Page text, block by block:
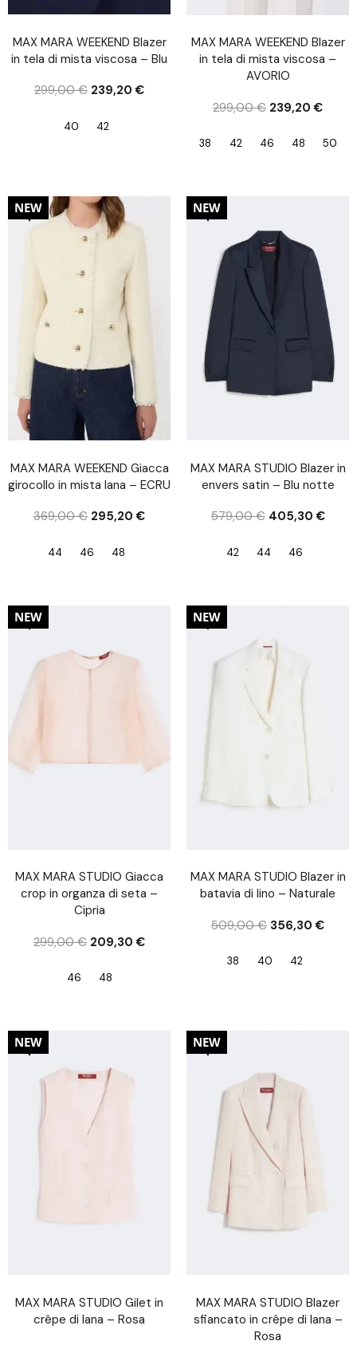
MAX MARA WEEKEND Blazer
in tela di mista viscosa – Blu
299,00€ 239,20€
40 42
MAX MARA WEEKEND Blazer
in tela di mista viscosa –
AVORIO
299,00€ 239,20€
38 42 46 48 50
20%
NEW
MAX MARA WEEKEND Giacca
girocollo in mista lana – ECRU
369,00€ 295,20€
44 46 48
30%
NEW
MAX MARA STUDIO Blazer in
envers satin – Blu notte
579,00€ 405,30€
42 44 46
30%
NEW
MAX MARA STUDIO Giacca
crop in organza di seta –
Cipria
299,00€ 209,30€
46 48
30%
NEW
MAX MARA STUDIO Blazer in
batavia di lino – Naturale
509,00€ 356,30€
38 40 42
30%
NEW
MAX MARA STUDIO Gilet in
crêpe di lana – Rosa
30%
NEW
MAX MARA STUDIO Blazer
sfiancato in crêpe di lana –
Rosa